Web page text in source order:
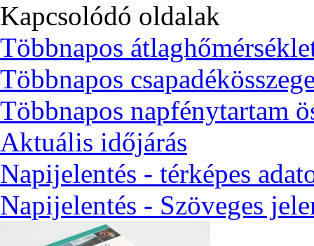
Kapcsolódó oldalak
Többnapos
Többnapos
Többnapos napfénytartam
Aktuális időjárás
Napijelentés - térképes
Napijelentés - Szöveges